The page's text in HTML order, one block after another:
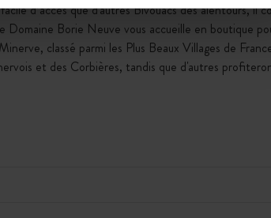
d’accès que d'autres Bivouacs des alentours, il
Borie Neuve vous accueille en boutique
classé parmi les Plus Beaux Villages de
et des Corbières, tandis que d'autres